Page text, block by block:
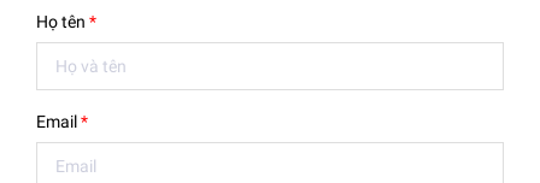
Họ tên *
Email*